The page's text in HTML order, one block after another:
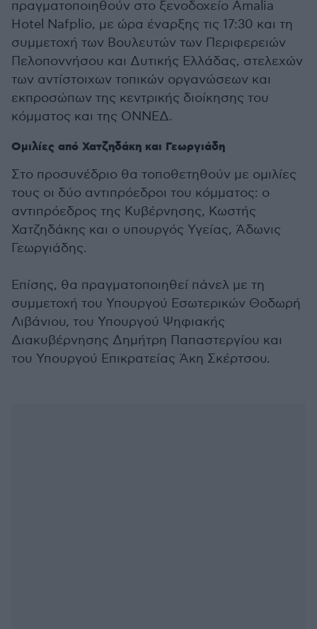
πραγματοποιηθούν στο ξενοδοχείο Amalia
Hotel Nafplio, με ώρα έναρξης τις 17:30 και τη
συμμετοχή των Βουλευτών των Περιφερειών
Πελοποννήσου και Δυτικής Ελλάδας, στελεχών
των αντίστοιχων τοπικών οργανώσεων και
εκπροσώπων της κεντρικής διοίκησης του
κόμματος και της ΟΝΝΕΔ.
Ομιλίες από Χατζηδάκη και Γεωργιάδη
Στο προσυνέδριο θα τοποθετηθούν με ομιλίες
τους οι δύο αντιπρόεδροι του κόμματος: ο
αντιπρόεδρος της Κυβέρνησης, Κωστής
Χατζηδάκης και ο υπουργός Υγείας, Άδωνις
Γεωργιάδης.
Επίσης, θα πραγματοποιηθεί πάνελ με τη
συμμετοχή του Υπουργού Εσωτερικών Θοδωρή
Λιβάνιου, του Υπουργού Ψηφιακής
Διακυβέρνησης Δημήτρη Παπαστεργίου και
του Υπουργού Επικρατείας Άκη Σκέρτσου.